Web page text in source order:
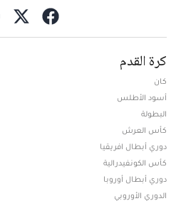
كرة القدم
كان
أسود الأطلس
البطولة
كأس العرش
دوري أبطال افريقيا
كأس الكونفيدرالية
دوري أبطال أوروبا
الدوري الأوروبي